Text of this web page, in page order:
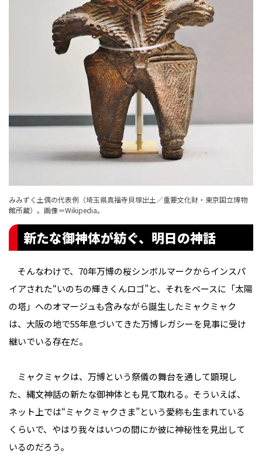
みみずく土偶の代表例（埼玉県真福寺貝塚出土／重要文化財・東京国立博物
館所蔵）。 画像＝Wikipedia。
新たな御神体が紡ぐ、明日の神話
そんなわけで、70年万博の桜シンボルマークからインスパ
イアされた“いのちの輝きくんロゴ”と、それをベースに「太陽
の塔」へのオマージュも含みながら誕生したミャクミャク
は、大阪の地で55年息づいてきた万博レガシーを見事に受け
継いでいる存在だ。
ミャクミャクは、万博という祭儀の舞台を通して顕現し
た、縄文神話の新たな御神体とも見て取れる。そういえば、
ネット上では“ミャクミャクさま”という愛称も生まれている
くらいで、やはり我々はいつの間にか彼に神秘性を見出して
いるのだろう。